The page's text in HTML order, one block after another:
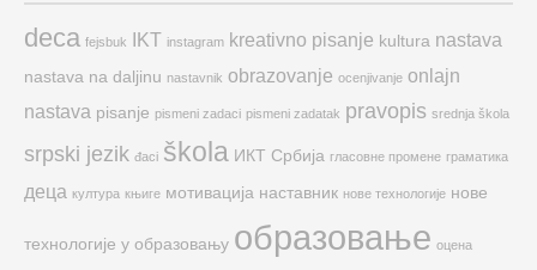
deca fejsbuk IKT instagram kreativno pisanje kultura nastava
nastava na daljinu nastavnik obrazovanje ocenjivanje onlajn
nastava pisanje pismeni zadaci pismeni zadatak pravopis srednja škola
srpski jezik đaci škola ИКТ Србија гласовне промене граматика
деца култура књиге мотивација наставник нове технологије нове
технологије у образовању образовање оцена